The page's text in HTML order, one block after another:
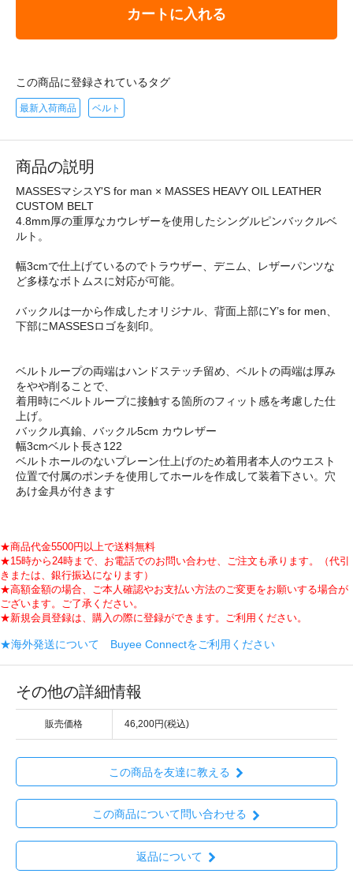
カートに入れる
この商品に登録されているタグ
最新入荷商品 ベルト
商品の説明
MASSESマシスY'S for man × MASSES HEAVY OIL LEATHER
CUSTOM BELT
4.8mm厚の重厚なカウレザーを使用したシングルピンバックルベ
ルト。
幅3cmで仕上げているのでトラウザー、デニム、レザーパンツな
ど多様なボトムスに対応が可能。
バックルは一から作成したオリジナル、背面上部にY’s for men、
下部にMASSESロゴを刻印。
ベルトループの両端はハンドステッチ留め、ベルトの両端は厚み
をやや削ることで、
着用時にベルトループに接触する箇所のフィット感を考慮した仕
上げ。
バックル真鍮、バックル5cm カウレザー
幅3cmベルト長さ122
ベルトホールのないプレーン仕上げのため着用者本人のウエスト
位置で付属のポンチを使用してホールを作成して装着下さい。穴
あけ金具が付きます
★商品代金5500円以上で送料無料
★15時から24時まで、お電話でのお問い合わせ、ご注文も承ります。（代引
きまたは、銀行振込になります）
★高額金額の場合、ご本人確認やお支払い方法のご変更をお願いする場合が
ございます。ご了承ください。
★新規会員登録は、購入の際に登録ができます。ご利用ください。
★海外発送について Buyee Connectをご利用ください
その他の詳細情報
販売価格 46,200円(税込)
この商品を友達に教える
この商品について問い合わせる
返品について